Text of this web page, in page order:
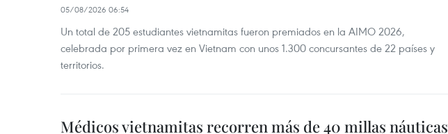
05/08/2026 06:54
Un total de 205 estudiantes vietnamitas fueron premiados en la AIMO 2026,
celebrada por primera vez en Vietnam con unos 1.300 concursantes de 22 países y
territorios.
Médicos vietnamitas recorren más de 40 millas náuticas